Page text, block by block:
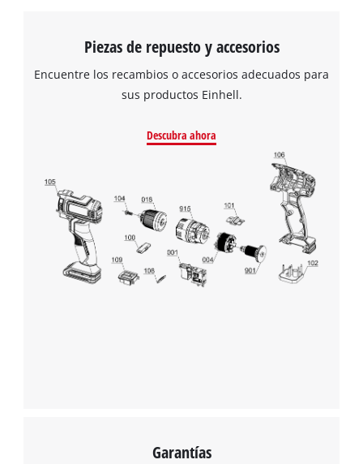
Piezas de repuesto y accesorios
Encuentre los recambios o accesorios adecuados para
sus productos Einhell.
Descubra ahora
Garantías